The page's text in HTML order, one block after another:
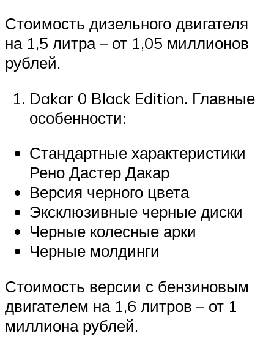
Стоимость дизельного двигателя
на 1,5 литра – от 1,05 миллионов
рублей.
Dakar 0 Black Edition. Главные
особенности:
Стандартные характеристики
Рено Дастер Дакар
Версия черного цвета
Эксклюзивные черные диски
Черные колесные арки
Черные молдинги
Стоимость версии с бензиновым
двигателем на 1,6 литров – от 1
миллиона рублей.